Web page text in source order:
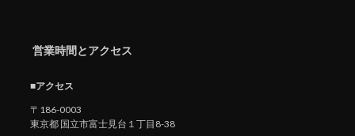
営業時間とアクセス
■アクセス
〒186-0003
東京都 国立市富士見台１丁目8-38